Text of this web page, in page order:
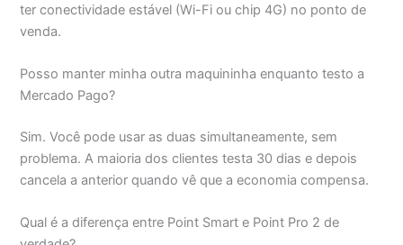
ter conectividade estável (Wi-Fi ou chip 4G) no ponto de
venda.
Posso manter minha outra maquininha enquanto testo a
Mercado Pago?
Sim. Você pode usar as duas simultaneamente, sem
problema. A maioria dos clientes testa 30 dias e depois
cancela a anterior quando vê que a economia compensa.
Qual é a diferença entre Point Smart e Point Pro 2 de